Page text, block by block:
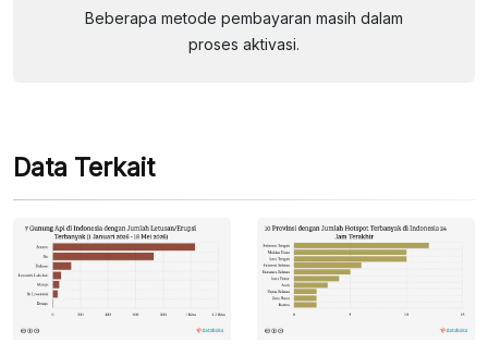
Beberapa metode pembayaran masih dalam
proses aktivasi.
Data Terkait